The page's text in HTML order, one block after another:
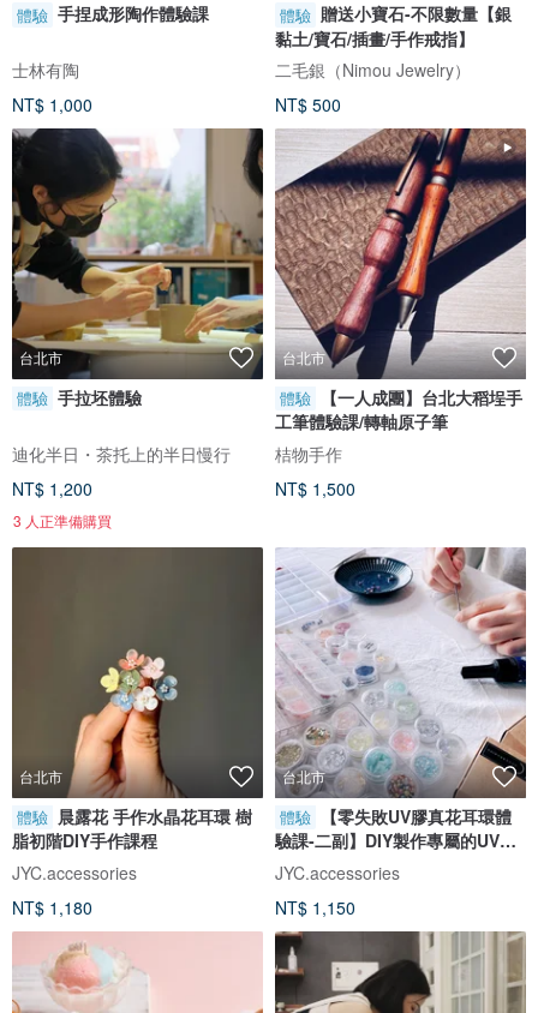
體驗 手捏成形陶作體驗課
士林有陶
NT$ 1,000
體驗 贈送小寶石-不限數量【銀
黏土/寶石/插畫/手作戒指】
二毛銀（Nimou Jewelry）
NT$ 500
台北市
體驗 手拉坯體驗
迪化半日・茶托上的半日慢行
NT$ 1,200
3 人正準備購買
台北市
體驗
【一人成團】台北大稻埕手
工筆體驗課/轉軸原子筆
桔物手作
NT$ 1,500
台北市
體驗 晨露花 手作水晶花耳環 樹
脂初階DIY手作課程
JYC.accessories
NT$ 1,180
台北市
體驗
【零失敗UV膠真花耳環體
驗課-二副】DIY製作專屬的UV膠
樹脂耳環
JYC.accessories
NT$ 1,150